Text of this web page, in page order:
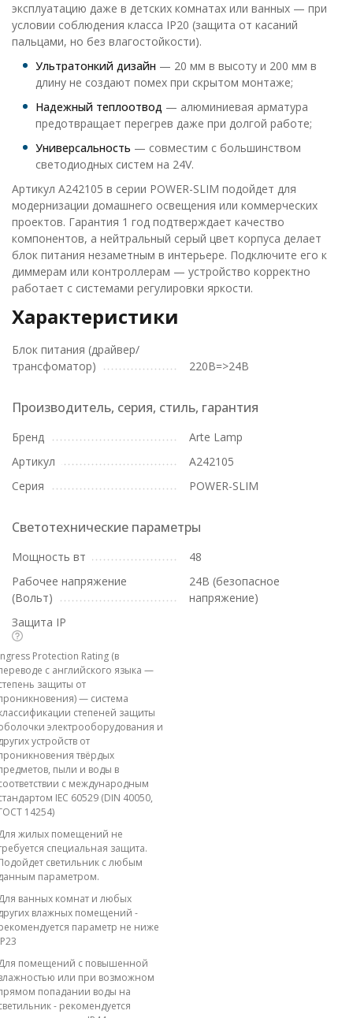
эксплуатацию даже в детских комнатах или ванных — при
условии соблюдения класса IP20 (защита от касаний
пальцами, но без влагостойкости).
Ультратонкий дизайн — 20 мм в высоту и 200 мм в
длину не создают помех при скрытом монтаже;
Надежный теплоотвод — алюминиевая арматура
предотвращает перегрев даже при долгой работе;
Универсальность — совместим с большинством
светодиодных систем на 24V.
Артикул A242105 в серии POWER-SLIM подойдет для
модернизации домашнего освещения или коммерческих
проектов. Гарантия 1 год подтверждает качество
компонентов, а нейтральный серый цвет корпуса делает
блок питания незаметным в интерьере. Подключите его к
диммерам или контроллерам — устройство корректно
работает с системами регулировки яркости.
Характеристики
Блок питания (драйвер/
трансфоматор)
220В=>24В
Производитель, серия, стиль, гарантия
Бренд
Arte Lamp
Артикул
A242105
Серия
POWER-SLIM
Светотехнические параметры
Мощность вт
48
Рабочее напряжение
(Вольт)
24В (безопасное
напряжение)
Защита IP
Protection Rating (в
с английского языка —
защиты от
— система
степеней защиты
электрооборудования и
устройств от
твёрдых
пыли и воды в
с международным
IEC 60529 (DIN 40050,
14254)
жилых помещений не
специальная защита.
светильник с любым
параметром.
ванных комнат и любых
влажных помещений -
параметр не ниже
помещений с повышенной
или при возможном
попадании воды на
- рекомендуется